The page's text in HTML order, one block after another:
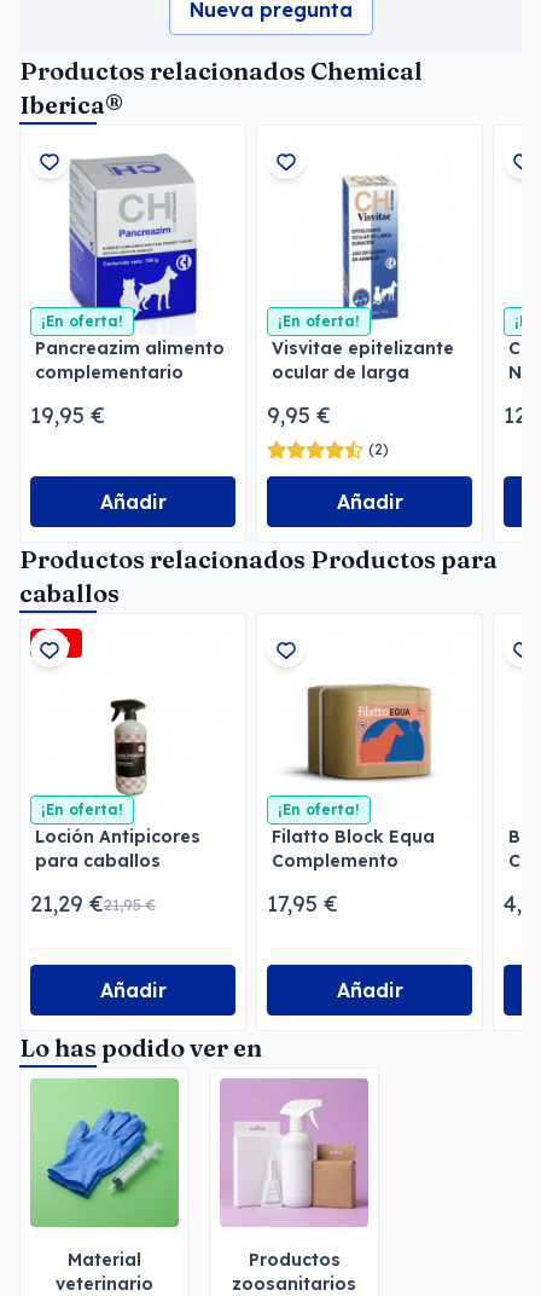
Nueva pregunta
Productos relacionados Chemical
Iberica®
¡En oferta!
Pancreazim alimento
complementario
19,95 €
Añadir
¡En oferta!
Visvitae epitelizante
ocular de larga
9,95 €
(2)
Añadir
Productos relacionados Productos para
caballos
-3%
¡En oferta!
Loción Antipicores
para caballos
21,29 €21,95 €
Añadir
¡En oferta!
Filatto Block Equa
Complemento
17,95 €
Añadir
Lo has podido ver en
Material
veterinario
Productos
zoosanitarios